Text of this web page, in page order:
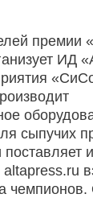
премии
ИД
сыпучих
чемпионов.